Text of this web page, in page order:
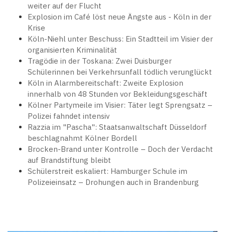
weiter auf der Flucht
Explosion im Café löst neue Ängste aus - Köln in der
Krise
Köln-Niehl unter Beschuss: Ein Stadtteil im Visier der
organisierten Kriminalität
Tragödie in der Toskana: Zwei Duisburger
Schülerinnen bei Verkehrsunfall tödlich verunglückt
Köln in Alarmbereitschaft: Zweite Explosion
innerhalb von 48 Stunden vor Bekleidungsgeschäft
Kölner Partymeile im Visier: Täter legt Sprengsatz –
Polizei fahndet intensiv
Razzia im "Pascha": Staatsanwaltschaft Düsseldorf
beschlagnahmt Kölner Bordell
Brocken-Brand unter Kontrolle – Doch der Verdacht
auf Brandstiftung bleibt
Schülerstreit eskaliert: Hamburger Schule im
Polizeieinsatz – Drohungen auch in Brandenburg